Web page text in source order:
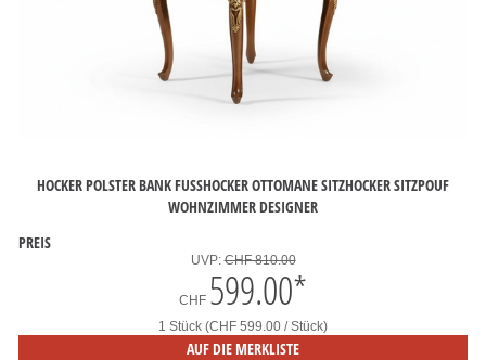
HOCKER POLSTER BANK FUSSHOCKER OTTOMANE SITZHOCKER SITZPOUF W
OHNZIMMER DESIGNER
PREIS
UVP:CHF 810.00
CHF 599.00*
1 Stück (CHF 599.00 / Stück)
AUF DIE MERKLISTE